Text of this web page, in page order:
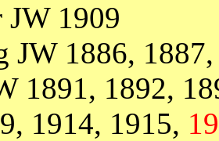
JW 1909
JW 1886,
1891, 1892,
1914, 1915,